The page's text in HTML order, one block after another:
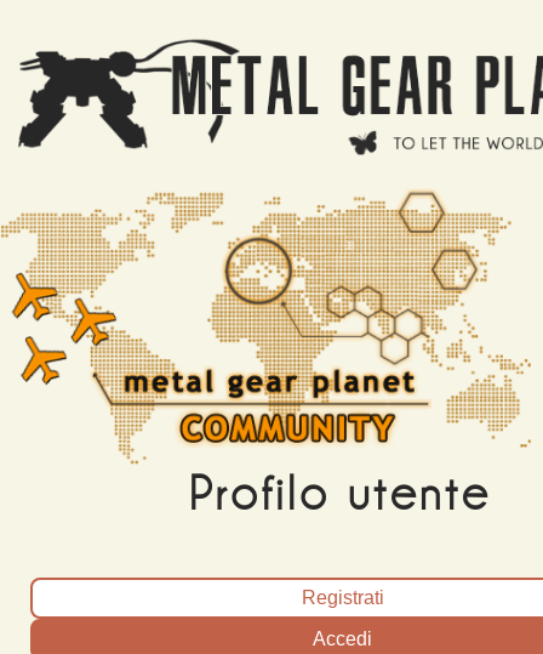
Profilo utente
Schede primarie
Registrati
Accedi